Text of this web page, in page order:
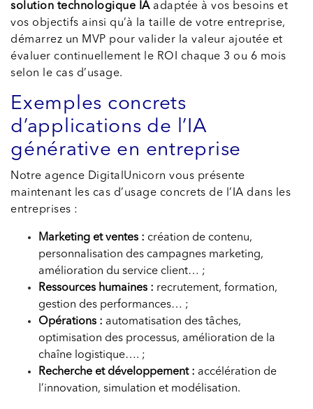
solution technologique IAadaptée à vos besoins et
vos objectifs ainsi qu’à la taille de votre entreprise,
démarrez un MVP pour valider la valeur ajoutée et
évaluer continuellement le ROI chaque 3 ou 6 mois
selon le cas d’usage.
Exemples concrets
d’applications de l’IA
générative en entreprise
Notre agence DigitalUnicorn vous présente
maintenant les cas d’usage concrets de l’IA dans les
entreprises :
Marketing et ventes : création de contenu,
personnalisation des campagnes marketing,
amélioration du service client… ;
Ressources humaines : recrutement, formation,
gestion des performances… ;
Opérations : automatisation des tâches,
optimisation des processus, amélioration de la
chaîne logistique…. ;
Recherche et développement : accélération de
l’innovation, simulation et modélisation.